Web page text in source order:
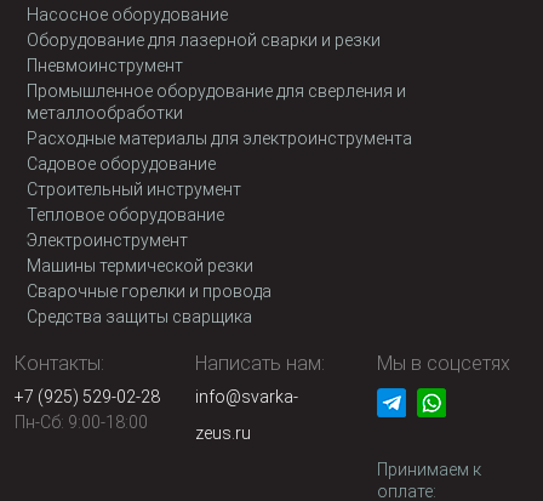
Насосное оборудование
Оборудование для лазерной сварки и резки
Пневмоинструмент
Промышленное оборудование для сверления и
металлообработки
Расходные материалы для электроинструмента
Садовое оборудование
Строительный инструмент
Тепловое оборудование
Электроинструмент
Машины термической резки
Сварочные горелки и провода
Средства защиты сварщика
Контакты:
+7 (925) 529-02-28
Пн-Сб: 9:00-18:00
Написать нам:
info@svarka-
zeus.ru
Мы в соцсетях
Принимаем к
оплате: